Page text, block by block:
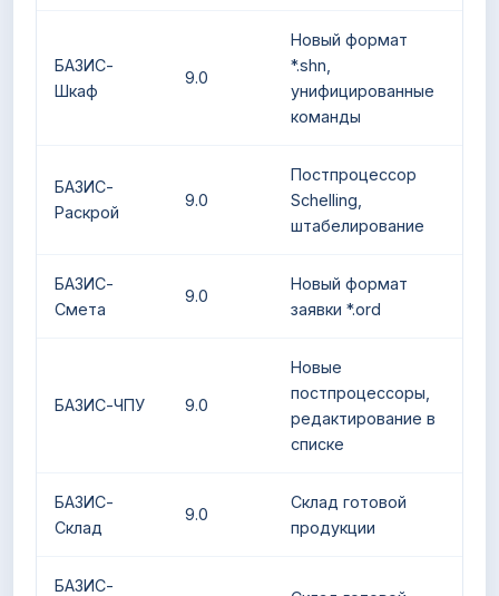
БАЗИС-
Шкаф
9.0
Новый формат
*.shn,
унифицированные
команды
БАЗИС-
Раскрой
9.0
Постпроцессор
Schelling,
штабелирование
БАЗИС-
Смета
9.0
Новый формат
заявки *.ord
БАЗИС-ЧПУ 9.0
Новые
постпроцессоры,
редактирование в
списке
БАЗИС-
Склад
9.0
Склад готовой
продукции
БАЗИС-